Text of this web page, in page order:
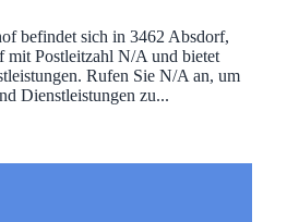
befindet sich in 3462 Absdorf,
mit Postleitzahl N/A und bietet
Rufen Sie N/A an, um
Dienstleistungen zu...